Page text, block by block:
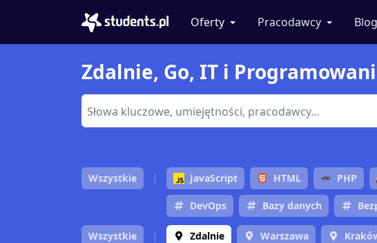
Oferty Pracodawcy Blog
Zdalnie, Go, IT i
Wszystkie JavaScript HTML PHP
DevOps Bazy danych
Wszystkie Zdalnie Warszawa